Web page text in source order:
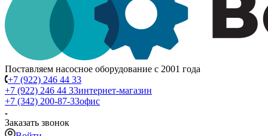
Поставляем насосное оборудование с 2001 года
+7 (922) 246 44 33
+7 (922) 246 44 33интернет-магазин
+7 (342) 200-87-33офис
Заказать звонок